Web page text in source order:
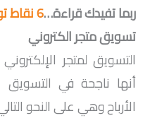
ربما تفيدك قراءة…6 نقاط توضح معنى دراسة جدوى
تسويق متجر الكتروني
التسويق لمتجر
أنها ناجحة في التسويق
الأرباح وهي على النحو